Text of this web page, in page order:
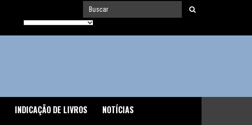
INDICAÇÃO DE LIVROS NOTÍCIAS